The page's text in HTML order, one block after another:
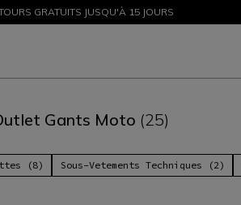
JUSQU'À-50 % – ACHETEZ MAINTENANT
GRATUITS JUSQU'À 15 JOURS
Gants Moto (25)
(8) Sous-Vetements Techniques (2)